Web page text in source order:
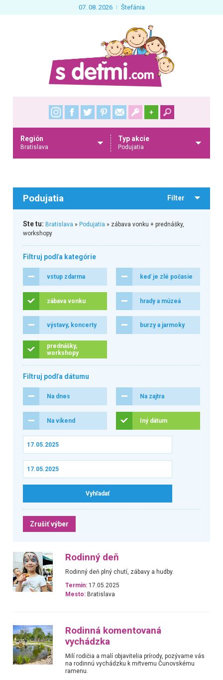
07. 08. 2026 Štefánia
+
Región
Bratislava
Typ akcie
Podujatia
Podujatia Filter
Ste tu: Bratislava » Podujatia » zábava vonku + prednášky,
workshopy
Filtruj podľa kategórie
vstup zdarma keď je zlé počasie
zábava vonku hrady a múzeá
výstavy, koncerty burzy a jarmoky
prednášky,
workshopy
Filtruj podľa dátumu
Na dnes Na zajtra
Na víkend Iný dátum
Zrušiť výber
Rodinný deň
Rodinný deň plný chutí, zábavy a hudby.
Termín: 17.05.2025
Mesto: Bratislava
Rodinná komentovaná
vychádzka
Milí rodičia a malí objavitelia prírody, pozývame vás
na rodinnú vychádzku k mŕtvemu Čunovskému
ramenu.